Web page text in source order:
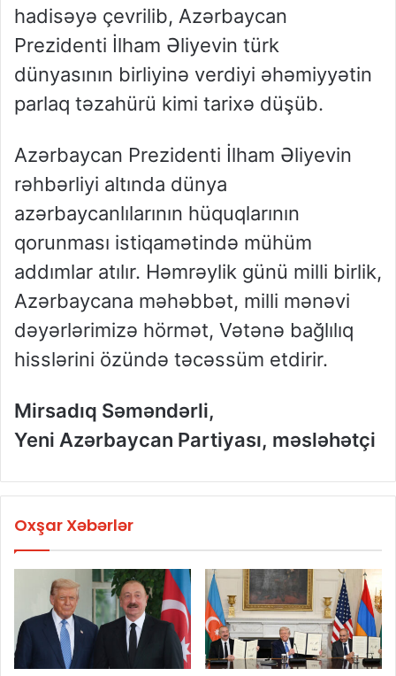
hadisəyə çevrilib, Azərbaycan
Prezidenti İlham Əliyevin türk
dünyasının birliyinə verdiyi əhəmiyyətin
parlaq təzahürü kimi tarixə düşüb.
Azərbaycan Prezidenti İlham Əliyevin
rəhbərliyi altında dünya
azərbaycanlılarının hüquqlarının
qorunması istiqamətində mühüm
addımlar atılır. Həmrəylik günü milli birlik,
Azərbaycana məhəbbət, milli mənəvi
dəyərlərimizə hörmət, Vətənə bağlılıq
hisslərini özündə təcəssüm etdirir.
Mirsadıq Səməndərli,
Yeni Azərbaycan Partiyası, məsləhətçi
Oxşar Xəbərlər